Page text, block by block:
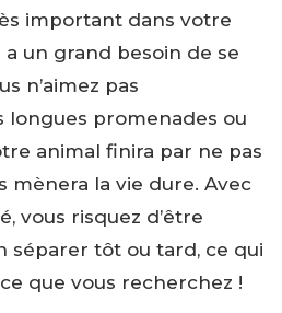
important dans votre
un grand besoin de se
n’aimez pas
longues promenades ou
animal finira par ne pas
mènera la vie dure. Avec
vous risquez d’être
séparer tôt ou tard, ce qui
que vous recherchez !